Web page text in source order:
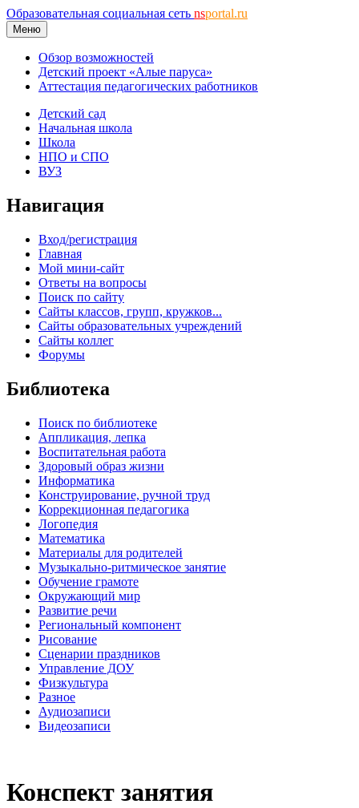
Образовательная социальная сеть nsportal.ru
Меню
Обзор возможностей
Детский проект «Алые паруса»
Аттестация педагогических работников
Детский сад
Начальная школа
Школа
НПО и СПО
ВУЗ
Навигация
Вход/регистрация
Главная
Мой мини-сайт
Ответы на вопросы
Поиск по сайту
Сайты классов, групп, кружков...
Сайты образовательных учреждений
Сайты коллег
Форумы
Библиотека
Поиск по библиотеке
Аппликация, лепка
Воспитательная работа
Здоровый образ жизни
Информатика
Конструирование, ручной труд
Коррекционная педагогика
Логопедия
Математика
Материалы для родителей
Музыкально-ритмическое занятие
Обучение грамоте
Окружающий мир
Развитие речи
Региональный компонент
Рисование
Сценарии праздников
Управление ДОУ
Физкультура
Разное
Аудиозаписи
Видеозаписи
Конспект занятия